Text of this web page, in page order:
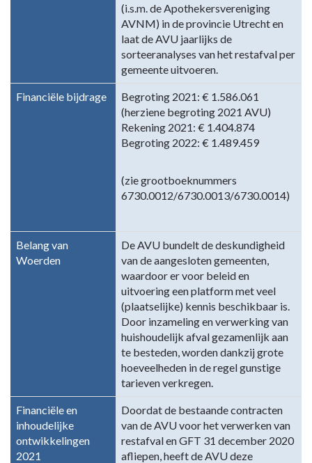
(i.s.m. de Apothekersvereniging
AVNM) in de provincie Utrecht en
laat de AVU jaarlijks de
sorteeranalyses van het restafval per
gemeente uitvoeren.
Financiële bijdrage
Begroting 2021: € 1.586.061
(herziene begroting 2021 AVU)
Rekening 2021: € 1.404.874
Begroting 2022: € 1.489.459
(zie grootboeknummers
6730.0012/6730.0013/6730.0014)
Belang van
Woerden
De AVU bundelt de deskundigheid
van de aangesloten gemeenten,
waardoor er voor beleid en
uitvoering een platform met veel
(plaatselijke) kennis beschikbaar is.
Door inzameling en verwerking van
huishoudelijk afval gezamenlijk aan
te besteden, worden dankzij grote
hoeveelheden in de regel gunstige
tarieven verkregen.
Financiële en
inhoudelijke
ontwikkelingen
2021
Doordat de bestaande contracten
van de AVU voor het verwerken van
restafval en GFT 31 december 2020
afliepen, heeft de AVU deze